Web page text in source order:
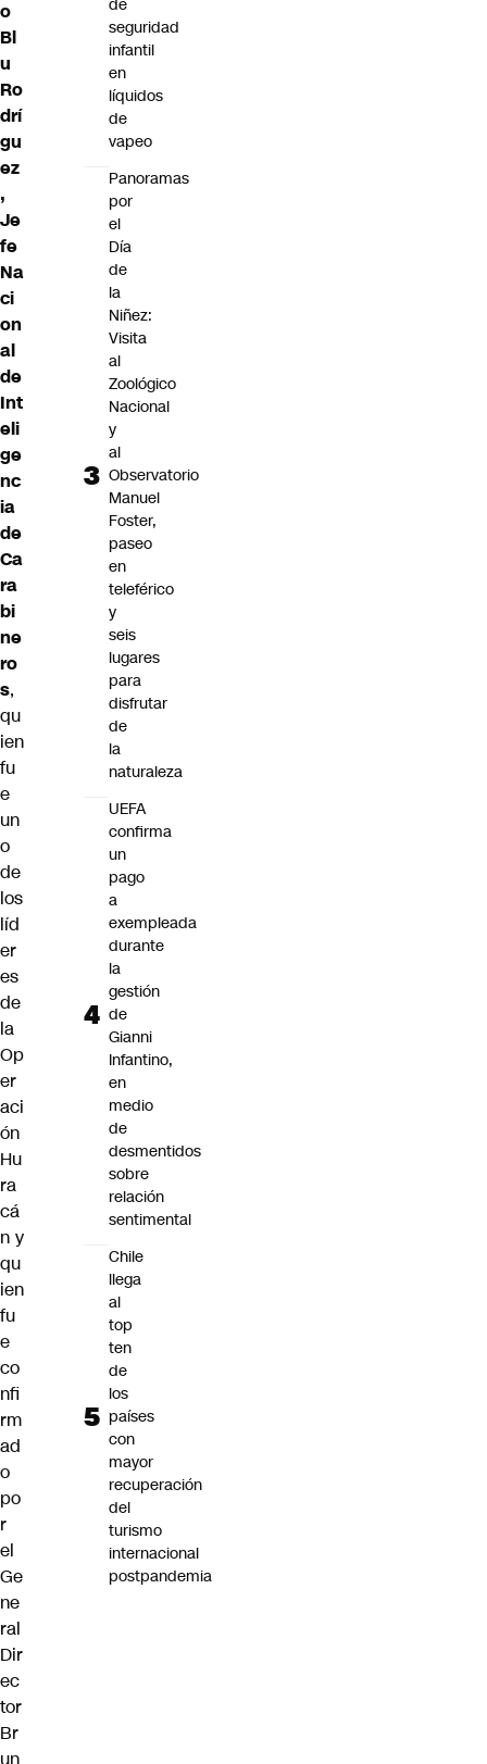
o
Bl
u
Ro
drí
gu
ez
,
Je
fe
Na
ci
on
al
de
Int
eli
ge
nc
ia
de
Ca
ra
bi
ne
ro
s,
qu
ien
fu
e
un
o
de
los
líd
er
es
de
la
Op
er
aci
ón
Hu
ra
cá
n y
qu
ien
fu
e
co
nfi
rm
ad
o
po
r
el
Ge
ne
ral
Dir
ec
tor
Br
un
de
seguridad
infantil
en
líquidos
de
vapeo
Panoramas
por
el
Día
de
la
Niñez:
Visita
al
Zoológico
Nacional
y
al
Observatorio
Manuel
Foster,
paseo
en
teleférico
y
seis
lugares
para
disfrutar
de
la
naturaleza
UEFA
confirma
un
pago
a
exempleada
durante
la
gestión
de
Gianni
Infantino,
en
medio
de
desmentidos
sobre
relación
sentimental
Chile
llega
al
top
ten
de
los
países
con
mayor
recuperación
del
turismo
internacional
postpandemia